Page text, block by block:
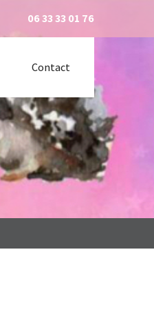
06 33 33 01 76
Contact